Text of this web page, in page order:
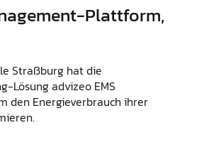
Plattform,
Straßburg hat die
Lösung advizeo EMS
den Energieverbrauch ihrer